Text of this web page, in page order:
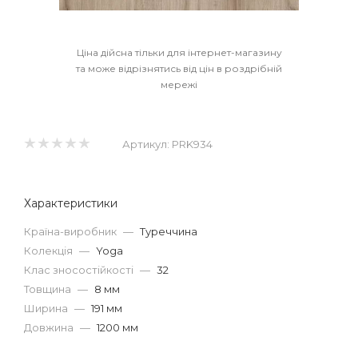
Ціна дійсна тільки для інтернет-магазину
та може відрізнятись від цін в роздрібній
мережі
Артикул: PRK934
Характеристики
Країна-виробник — Туреччина
Колекція — Yoga
Клас зносостійкості — 32
Товщина — 8 мм
Ширина — 191 мм
Довжина — 1200 мм